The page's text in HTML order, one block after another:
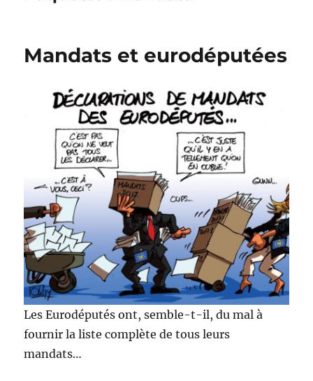
Mandats et eurodéputées
Les Eurodéputés ont, semble-t-il, du mal à
fournir la liste complète de tous leurs
mandats…